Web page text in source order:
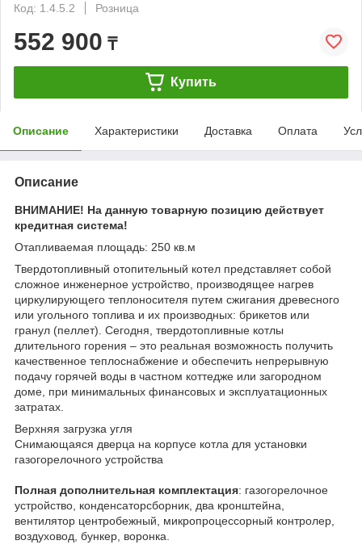
Код: 1.4.5.2
Розница
552 900 ₸
Купить
Описание Характеристики Доставка Оплата
Описание
ВНИМАНИЕ! На данную товарную позицию действует
кредитная система!
Отапливаемая площадь: 250 кв.м
Твердотопливный отопительный котел представляет собой
сложное инженерное устройство, производящее нагрев
циркулирующего теплоносителя путем сжигания древесного
или угольного топлива и их производных: брикетов или
гранул (пеллет). Сегодня, твердотопливные котлы
длительного горения – это реальная возможность получить
качественное теплоснабжение и обеспечить непрерывную
подачу горячей воды в частном коттедже или загородном
доме, при минимальных финансовых и эксплуатационных
затратах.
Верхняя загрузка угля
Снимающаяся дверца на корпусе котла для установки
газогорелочного устройства
Полная дополнительная комплектация: газогорелочное
устройство, конденсаторсборник, два кронштейна,
вентилятор центробежный, микропроцессорный контролер,
воздуховод, бункер, воронка.